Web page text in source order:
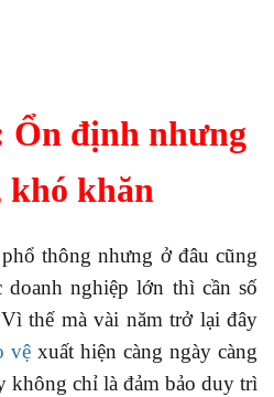
Ổn định nhưng
khó khăn
thông nhưng ở đâu cũng
doanh nghiệp lớn thì cần số
thế mà vài năm trở lại đây
vệ xuất hiện càng ngày càng
không chỉ là đảm bảo duy trì